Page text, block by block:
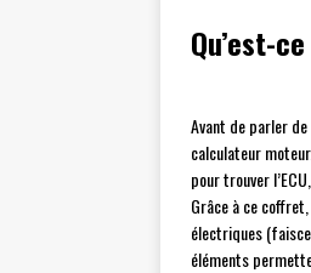
Qu’est-
Avant de parler
calculateur
pour trouver
Grâce à ce
électriques
éléments